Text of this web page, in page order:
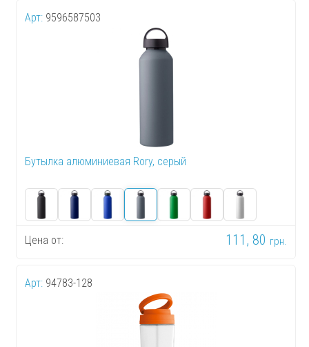
Арт: 9596587503
Бутылка алюминиевая Rory, серый
Цена от: 111, 80 грн.
Арт: 94783-128